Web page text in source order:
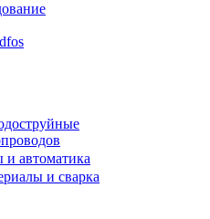
автоматика
и сварка